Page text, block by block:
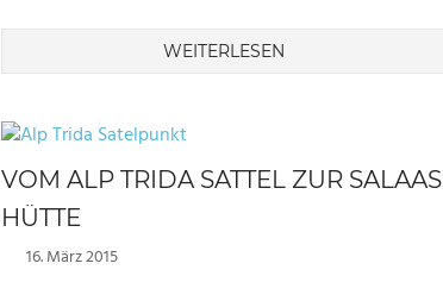
WEITERLESEN
VOM ALP TRIDA SATTEL ZUR SALAAS
HÜTTE
16. März 2015